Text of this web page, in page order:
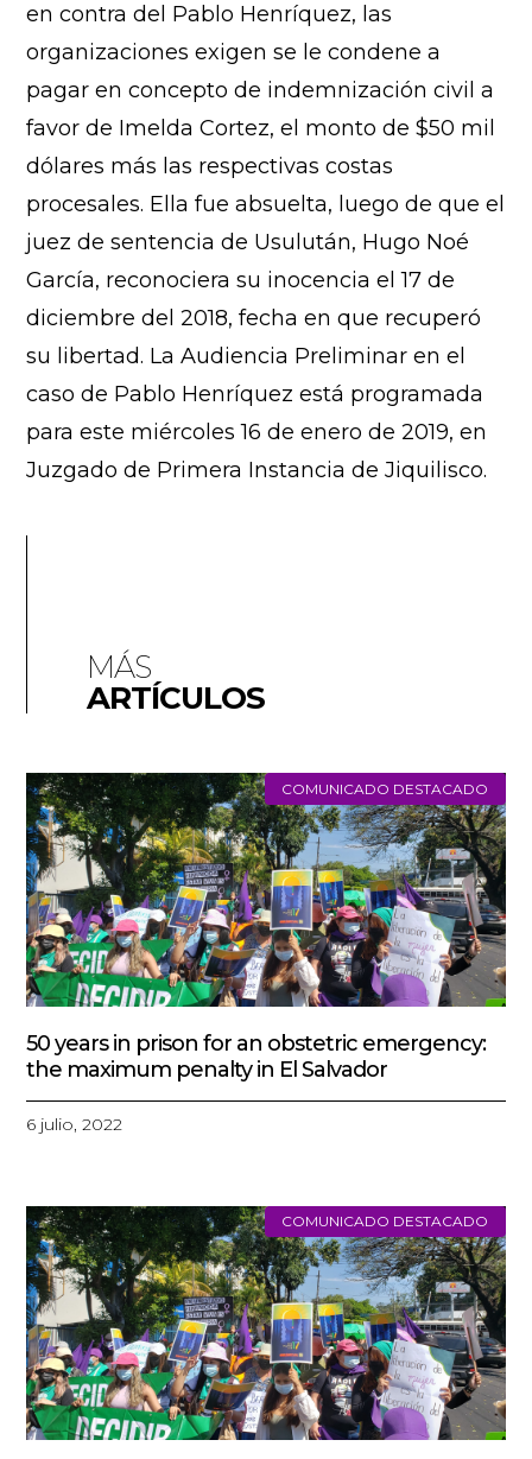
en contra del Pablo Henríquez, las
organizaciones exigen se le condene a
pagar en concepto de indemnización civil a
favor de Imelda Cortez, el monto de $50 mil
dólares más las respectivas costas
procesales. Ella fue absuelta, luego de que el
juez de sentencia de Usulután, Hugo Noé
García, reconociera su inocencia el 17 de
diciembre del 2018, fecha en que recuperó
su libertad. La Audiencia Preliminar en el
caso de Pablo Henríquez está programada
para este miércoles 16 de enero de 2019, en
Juzgado de Primera Instancia de Jiquilisco.
MÁS
ARTÍCULOS
COMUNICADO DESTACADO
50 years in prison for an obstetric emergency:
the maximum penalty in El Salvador
6 julio, 2022
COMUNICADO DESTACADO